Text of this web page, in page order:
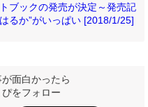
ブックの発売が決定～発売記
るか”がいっぱい [2018/1/25]
面白かったら
ぴをフォロー